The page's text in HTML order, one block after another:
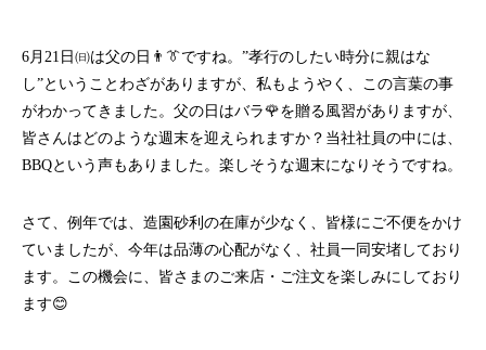
6月21日㈰は父の日👨👔ですね。”孝行のしたい時分に親はな
し”ということわざがありますが、私もようやく、この言葉の事
がわかってきました。父の日はバラ🌹を贈る風習がありますが、
皆さんはどのような週末を迎えられますか？当社社員の中には、
BBQという声もありました。楽しそうな週末になりそうですね。
さて、例年では、造園砂利の在庫が少なく、皆様にご不便をかけ
ていましたが、今年は品薄の心配がなく、社員一同安堵しており
ます。この機会に、皆さまのご来店・ご注文を楽しみにしており
ます😊